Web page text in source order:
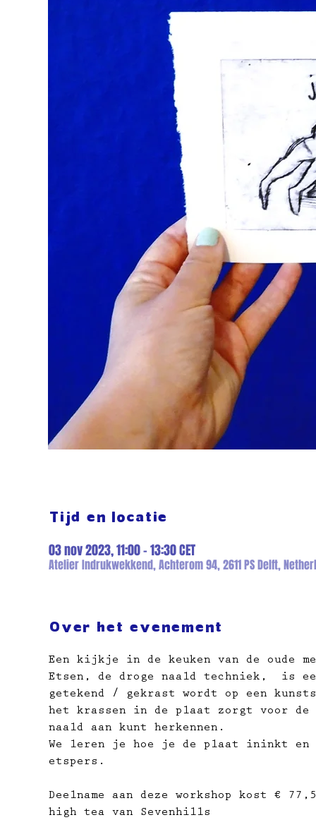
Tijd en locatie
03 nov 2023, 11:00 – 13:30 CET
Atelier Indrukwekkend, Achterom 94, 2611 PS Delft,
Over het evenement
Een kijkje in de keuken van de oude
Etsen, de droge naald techniek,  is
getekend / gekrast wordt op een
het krassen in de plaat zorgt voor
naald aan kunt herkennen.
We leren je hoe je de plaat ininkt en
etspers.
Deelname aan deze workshop kost €
high tea van Sevenhills